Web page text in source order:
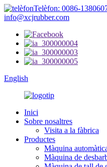
Telèfon: 0086-
info@xcjrubber.com
English
Inici
Sobre nosaltres
Visita a la fàbrica
Productes
Màquina
Màquina de